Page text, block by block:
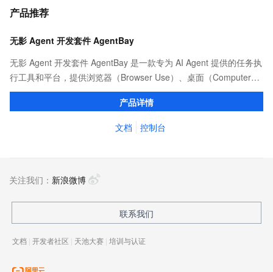
产品推荐
无影 Agent 开发套件 AgentBay
无影 Agent 开发套件 AgentBay 是一款专为 AI Agent 提供的任务执
行工具和平台，提供浏览器（Browser Use）、桌面（Computer
Use）、代码（CodeSpace）、移动端（Mobile Use）全覆盖的安
全沙箱环境，支持 SDK 和 MCP 接入，依托阿里云强大算力实现智
能体的高效调度与规模化运行。
产品详情
文档 控制台
关注我们： 新浪微博
联系我们
文档 | 开发者社区 | 天池大赛 | 培训与认证